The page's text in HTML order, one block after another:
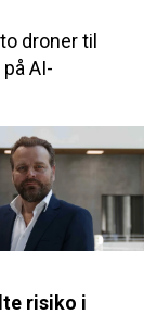
droner til
AI-
risiko i